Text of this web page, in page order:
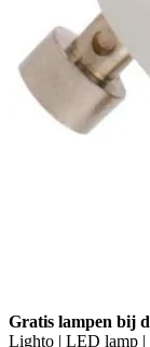
Gratis lampen bij
Lighto | LED lamp |